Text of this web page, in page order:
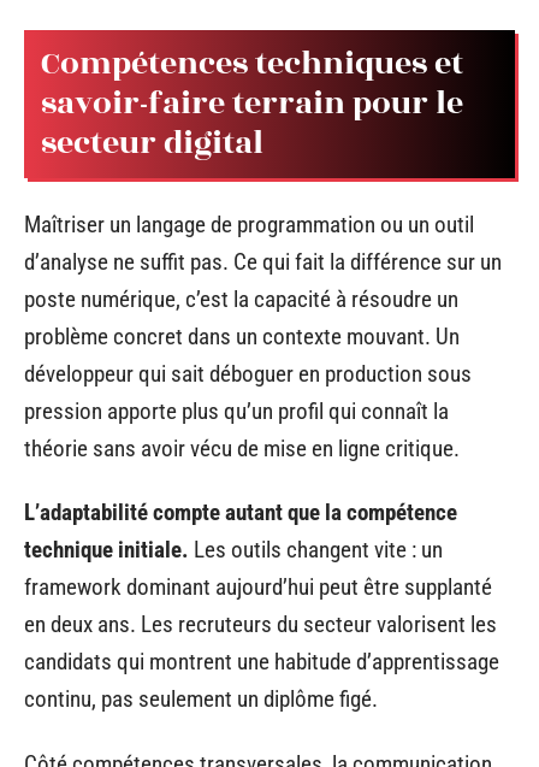
Compétences techniques et
savoir-faire terrain pour le
secteur digital
Maîtriser un langage de programmation ou un outil
d’analyse ne suffit pas. Ce qui fait la différence sur un
poste numérique, c’est la capacité à résoudre un
problème concret dans un contexte mouvant. Un
développeur qui sait déboguer en production sous
pression apporte plus qu’un profil qui connaît la
théorie sans avoir vécu de mise en ligne critique.
L’adaptabilité compte autant que la compétence
technique initiale. Les outils changent vite : un
framework dominant aujourd’hui peut être supplanté
en deux ans. Les recruteurs du secteur valorisent les
candidats qui montrent une habitude d’apprentissage
continu, pas seulement un diplôme figé.